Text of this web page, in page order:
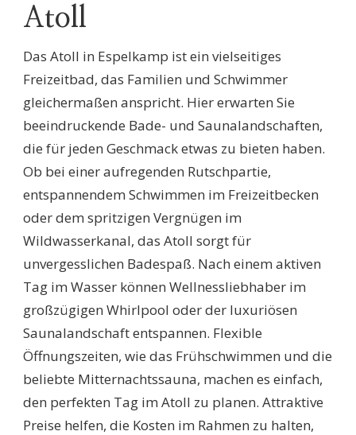
Atoll
Das Atoll in Espelkamp ist ein vielseitiges
Freizeitbad, das Familien und Schwimmer
gleichermaßen anspricht. Hier erwarten Sie
beeindruckende Bade- und Saunalandschaften,
die für jeden Geschmack etwas zu bieten haben.
Ob bei einer aufregenden Rutschpartie,
entspannendem Schwimmen im Freizeitbecken
oder dem spritzigen Vergnügen im
Wildwasserkanal, das Atoll sorgt für
unvergesslichen Badespaß. Nach einem aktiven
Tag im Wasser können Wellnessliebhaber im
großzügigen Whirlpool oder der luxuriösen
Saunalandschaft entspannen. Flexible
Öffnungszeiten, wie das Frühschwimmen und die
beliebte Mitternachtssauna, machen es einfach,
den perfekten Tag im Atoll zu planen. Attraktive
Preise helfen, die Kosten im Rahmen zu halten,